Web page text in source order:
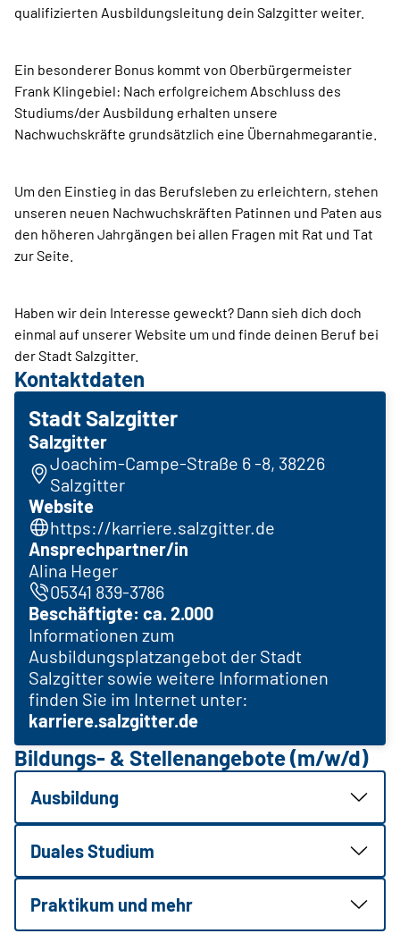
qualifizierten Ausbildungsleitung dein Salzgitter weiter.
Ein besonderer Bonus kommt von Oberbürgermeister
Frank Klingebiel: Nach erfolgreichem Abschluss des
Studiums/der Ausbildung erhalten unsere
Nachwuchskräfte grundsätzlich eine Übernahmegarantie.
Um den Einstieg in das Berufsleben zu erleichtern, stehen
unseren neuen Nachwuchskräften Patinnen und Paten aus
den höheren Jahrgängen bei allen Fragen mit Rat und Tat
zur Seite.
Haben wir dein Interesse geweckt? Dann sieh dich doch
einmal auf unserer Website um und finde deinen Beruf bei
der Stadt Salzgitter.
Kontaktdaten
Stadt Salzgitter
Salzgitter
Joachim-Campe-Straße 6 -8, 38226
Salzgitter
Website
https://karriere.salzgitter.de
Ansprechpartner/in
Alina Heger
05341 839-3786
Beschäftigte: ca. 2.000
Informationen zum
Ausbildungsplatzangebot der Stadt
Salzgitter sowie weitere Informationen
finden Sie im Internet unter:
karriere.salzgitter.de
Bildungs- & Stellenangebote (m/w/d)
Ausbildung
Duales Studium
Praktikum und mehr